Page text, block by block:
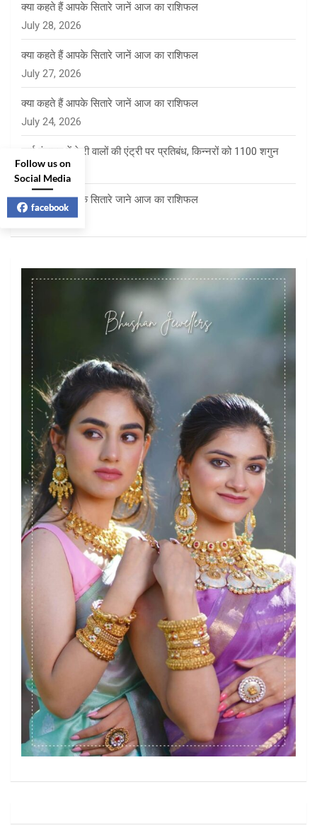
क्या कहते हैं आपके सितारे जानें आज का राशिफल
July 28, 2026
क्या कहते हैं आपके सितारे जानें आज का राशिफल
July 27, 2026
क्या कहते हैं आपके सितारे जानें आज का राशिफल
July 24, 2026
साई पंचायत में फेरी वालों की एंट्री पर प्रतिबंध, किन्नरों को 1100 शगुन
July 23, 2026
क्या कहते है आपके सितारे जाने आज का राशिफल
July 23, 2026
Follow us on
Social Media
facebook